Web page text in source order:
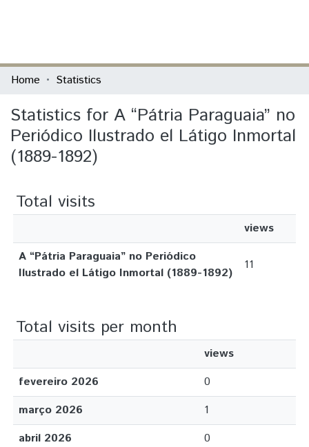
Communities & Collections
All of DSpace
Home Statistics
Statistics for A “Pátria Paraguaia” no
Periódico Ilustrado el Látigo Inmortal
(1889-1892)
Total visits
views
A “Pátria Paraguaia” no Periódico
Ilustrado el Látigo Inmortal (1889-1892)
11
Total visits per month
views
fevereiro 2026
0
março 2026
1
abril 2026
0